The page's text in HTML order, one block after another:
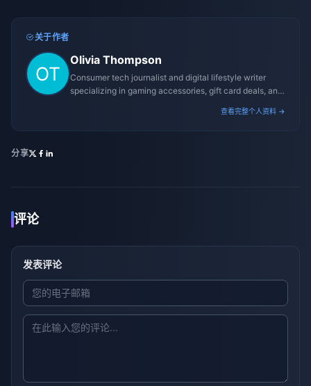
关于作者
Olivia Thompson
Consumer tech journalist and digital lifestyle writer
specializing in gaming accessories, gift card deals, and
查看完整个人资料 →
分享
评论
发表评论